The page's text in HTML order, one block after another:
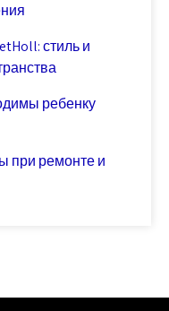
стиль и
ребенку
при ремонте и